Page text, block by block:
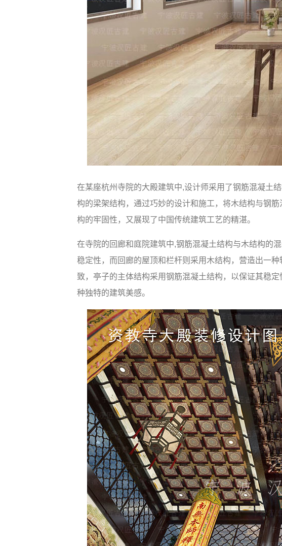
在某座杭州寺院的大殿建筑中,设计师采用了钢筋混凝土
构的梁架结构，通过巧妙的设计和施工，将木结构与钢
构的牢固性，又展现了中国传统建筑工艺的精湛。
在寺院的回廊和庭院建筑中,钢筋混凝土结构与木结构的
稳定性，而回廊的屋顶和栏杆则采用木结构，营造出一
致，亭子的主体结构采用钢筋混凝土结构，以保证其稳
种独特的建筑美感。